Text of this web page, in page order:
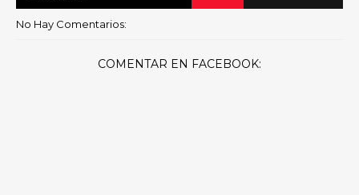
No Hay Comentarios:
COMENTAR EN FACEBOOK: